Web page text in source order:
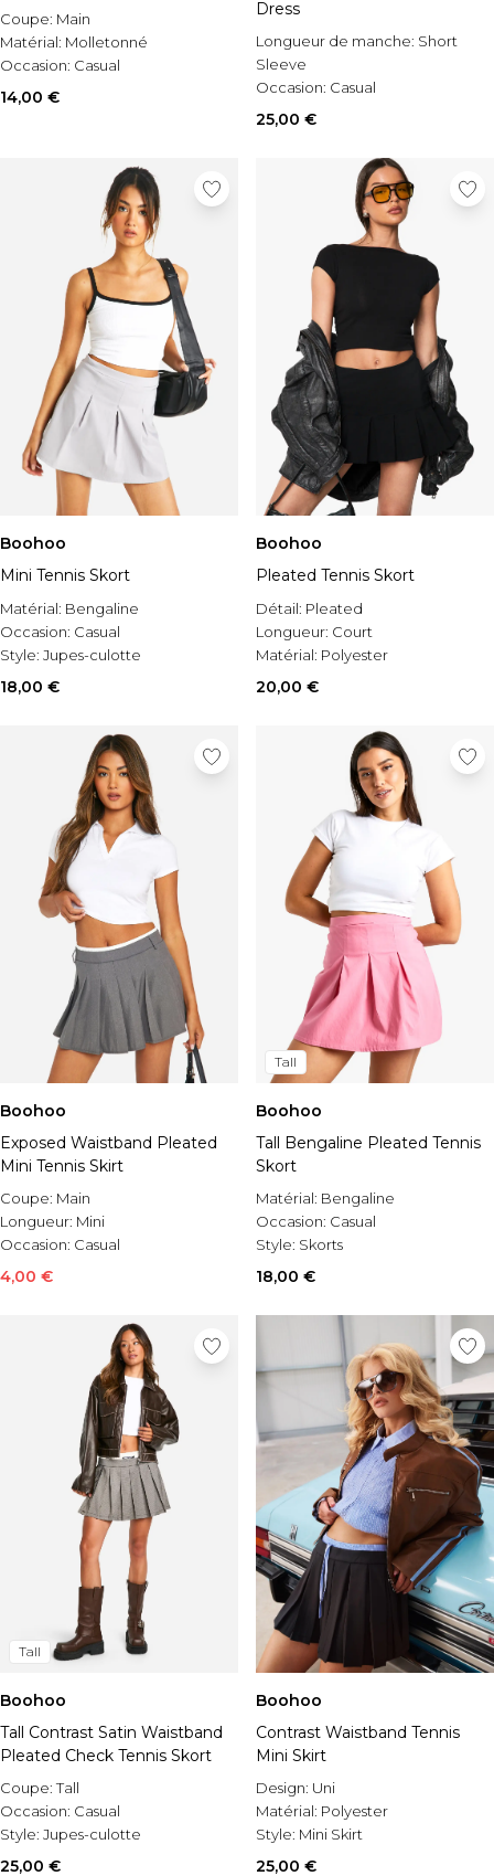
Coupe: Main
Matérial: Molletonné
Occasion: Casual
14,00 €
Dress
Longueur de manche: Short
Sleeve
Occasion: Casual
Style: T-Shirt Dress
25,00 €
Boohoo
Mini Tennis Skort
Matérial: Bengaline
Occasion: Casual
Style: Jupes-culotte
18,00 €
Boohoo
Pleated Tennis Skort
Détail: Pleated
Longueur: Court
Matérial: Polyester
20,00 €
Boohoo
Exposed Waistband Pleated
Mini Tennis Skirt
Coupe: Main
Longueur: Mini
Occasion: Casual
4,00 €
Tall
Boohoo
Tall Bengaline Pleated Tennis
Skort
Matérial: Bengaline
Occasion: Casual
Style: Skorts
18,00 €
Tall
Boohoo
Tall Contrast Satin Waistband
Pleated Check Tennis Skort
Coupe:Tall
Occasion: Casual
Style: Jupes-culotte
25,00 €
Boohoo
Contrast Waistband Tennis
Mini Skirt
Design: Uni
Matérial: Polyester
Style: Mini Skirt
25,00 €